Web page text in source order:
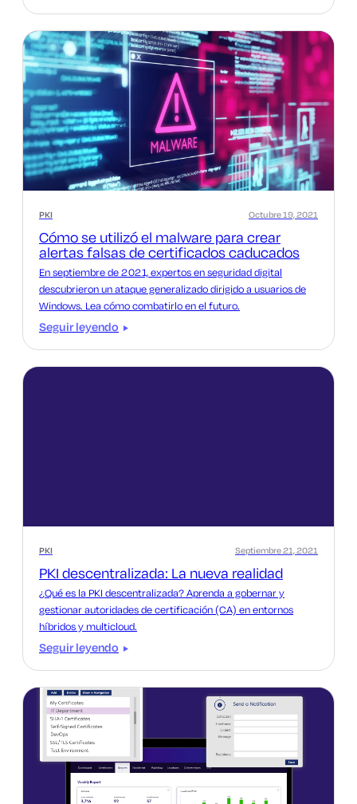
PKI
Cómo se utilizó el malware para crear
alertas falsas de certificados caducados
Octubre 19, 2021
En septiembre de 2021, expertos en seguridad digital
descubrieron un ataque generalizado dirigido a usuarios de
Windows. Lea cómo combatirlo en el futuro.
Seguir leyendo
PKI
PKI descentralizada: La nueva realidad
Septiembre 21, 2021
¿Qué es la PKI descentralizada? Aprenda a gobernar y
gestionar autoridades de certificación (CA) en entornos
híbridos y multicloud.
Seguir leyendo